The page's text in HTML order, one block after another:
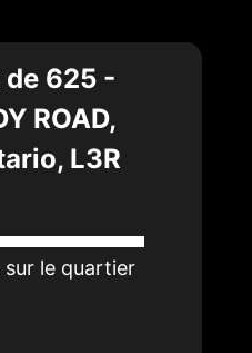
625 -
ROAD,
L3R
sur le quartier